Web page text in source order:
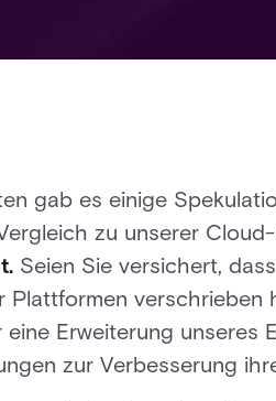
gab es einige
zu unserer
Seien Sie versichert,
Plattformen
Erweiterung unseres
zur Verbesserung